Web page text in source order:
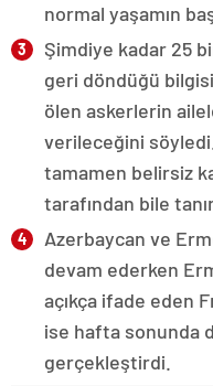
normal yaşamın
Şimdiye kadar 25
geri döndüğü
ölen askerlerin
verileceğini
tamamen belirsiz
tarafından bile
Azerbaycan ve
devam ederken
açıkça ifade eden
ise hafta sonunda
gerçekleştirdi.